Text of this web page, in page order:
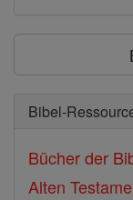
Bibel-
Bücher der
Alten